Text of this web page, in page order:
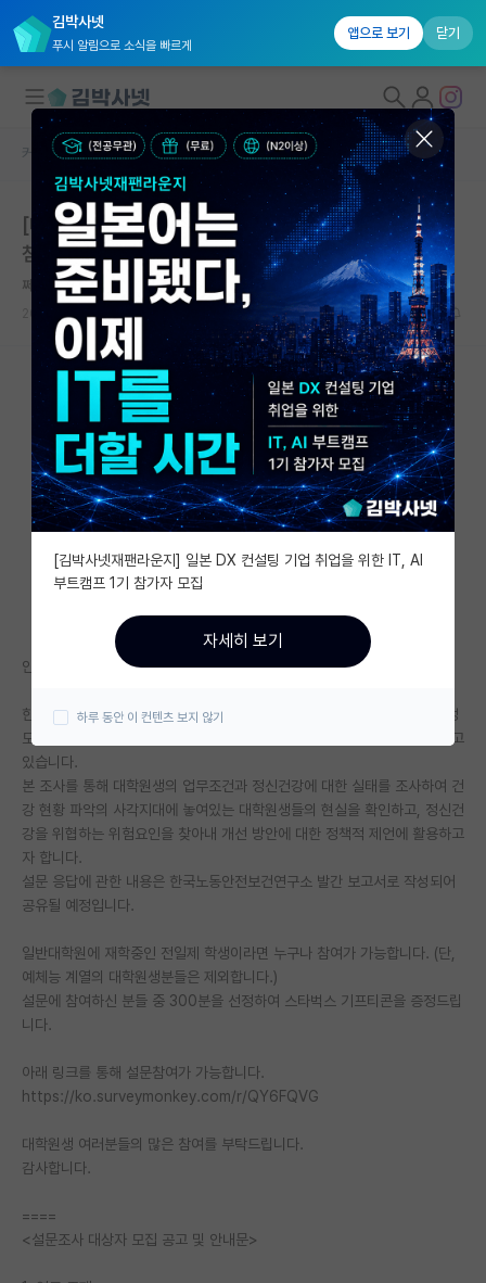
김박사넷
푸시 알림으로 소식을 빠르게
앱으로 보기 닫기
대학원생 모집
국내대학원 정보
연구실&오픈랩
커뮤니티
커뮤니티 홈
전체글보기
베스트 게시판
IF 명예의전당
자유 게시판(아무개랩)
미국 유학 게시판
미국 대학원 합격 후기 게시판
대학원생 모집 게시판
연구실(PI) 홍보 게시판
석박사 채용 정보 게시판
임용 정보 게시판
학부 인턴 게시판
임용 후기 게시판
PI 전용 게시판
특수/전문대학원 게시판
반도체/AI 게시판
장학금/장학생 게시판
학술 정보 게시판
커뮤니티 홈 자유 게시판(아무개랩)
[대학원생 정신건강 실태조사] 설문참여 요청 (300명 추
첨 커피쿠폰 증정)
쩨쩨한 루이 파스퇴르
2023.10.04 1588
안녕하세요.
한국노동안전보건연구소의 지원과 대학원생노동조합의 도움을 받아 서울성
모병원 직업환경의학과에서 학생연구자 대상 정신건강 실태조사를 실시하고
있습니다.
본 조사를 통해 대학원생의 업무조건과 정신건강에 대한 실태를 조사하여 건
강 현황 파악의 사각지대에 놓여있는 대학원생들의 현실을 확인하고, 정신건
강을 위협하는 위험요인을 찾아내 개선 방안에 대한 정책적 제언에 활용하고
자 합니다.
설문 응답에 관한 내용은 한국노동안전보건연구소 발간 보고서로 작성되어
공유될 예정입니다.
일반대학원에 재학중인 전일제 학생이라면 누구나 참여가 가능합니다. (단,
예체능 계열의 대학원생분들은 제외합니다.)
설문에 참여하신 분들 중 300분을 선정하여 스타벅스 기프티콘을 증정드립
니다.
아래 링크를 통해 설문참여가 가능합니다.
https://ko.surveymonkey.com/r/QY6FQVG
대학원생 여러분들의 많은 참여를 부탁드립니다.
감사합니다.
====
<설문조사 대상자 모집 공고 및 안내문>
[김박사넷재팬라운지] 일본 DX 컨설팅 기업 취업을 위한 IT, AI
부트캠프 1기 참가자 모집
자세히 보기
하루 동안 이 컨텐츠 보지 않기